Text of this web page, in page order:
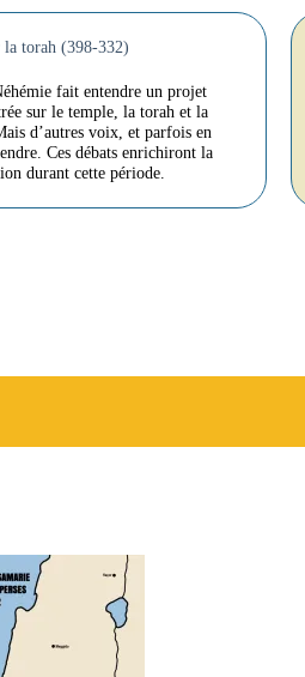
torah (398-332)
fait entendre un projet
sur le temple, la torah et la
d’autres voix, et parfois en
Ces débats enrichiront la
durant cette période.